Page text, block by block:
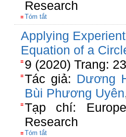
Research
Tóm tắt
Applying
Equation of a
9 (2020) Trang:
Tác giả: Dương
Bùi Phương Uyên
Tạp chí:
Research
Tóm tắt